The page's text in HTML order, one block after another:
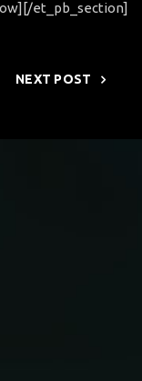
et_pb_section]
NEXT POST